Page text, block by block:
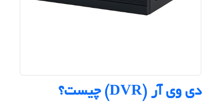
دی وی آر (DVR) چیست؟